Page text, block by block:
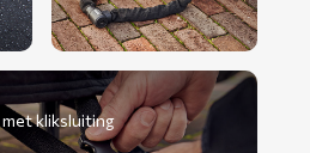
kliksluiting